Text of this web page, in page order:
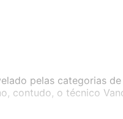
pelas categorias
contudo, o técnico